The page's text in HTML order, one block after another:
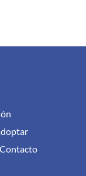
Contacto